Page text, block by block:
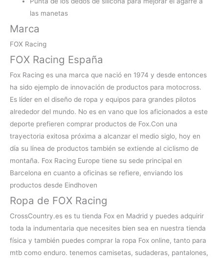
las manetas
Marca
FOX Racing
FOX Racing España
Fox Racing es una marca que nació en 1974 y desde entonces
ha sido ejemplo de innovación de productos para motocross.
Es líder en el diseño de ropa y equipos para grandes pilotos
alrededor del mundo. No es en vano que los aficionados a este
deporte prefieren comprar productos de Fox.Con una
trayectoria exitosa próxima a alcanzar el medio siglo, hoy en
día su línea de productos también se extiende al ciclismo de
montaña. Fox Racing Europe tiene su sede principal en
Barcelona en cuanto a oficinas se refiere, enviando los
productos desde Eindhoven
Ropa de FOX Racing
CrossCountry.es es tu tienda Fox en Madrid y puedes adquirir
toda la indumentaria que necesites bien sea en nuestra tienda
física y también puedes comprar la ropa Fox online, tanto para
mtb como enduro. tenemos camisetas, sudaderas, pantalones,